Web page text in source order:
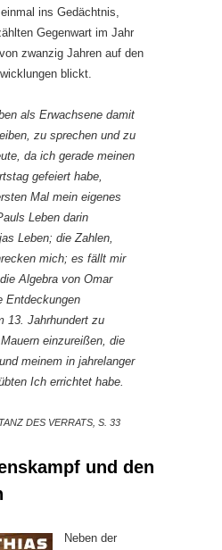
ins Gedächtnis,
Gegenwart im Jahr
zwanzig Jahren auf den
blickt.
als Erwachsene damit
zu sprechen und zu
da ich gerade meinen
gefeiert habe,
Mal mein eigenes
Leben darin
Leben; die Zahlen,
mich; es fällt mir
Algebra von Omar
Entdeckungen
13. Jahrhundert zu
einzureißen, die
meinem in jahrelanger
Ich errichtet habe.
DES VERRATS, S. 33
und den
Neben der